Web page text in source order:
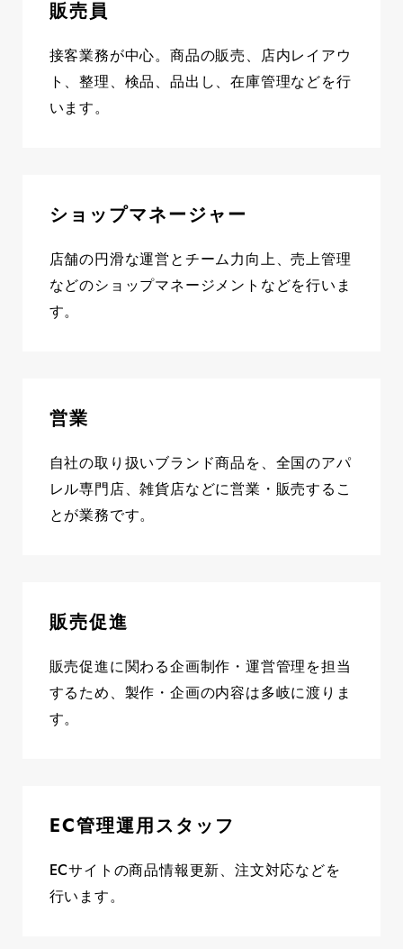
販売員
接客業務が中心。商品の販売、店内レイアウ
ト、整理、検品、品出し、在庫管理などを行
います。
ショップマネージャー
店舗の円滑な運営とチーム力向上、売上管理
などのショップマネージメントなどを行いま
す。
営業
自社の取り扱いブランド商品を、全国のアパ
レル専門店、雑貨店などに営業・販売するこ
とが業務です。
販売促進
販売促進に関わる企画制作・運営管理を担当
するため、製作・企画の内容は多岐に渡りま
す。
EC管理運用スタッフ
ECサイトの商品情報更新、注文対応などを
行います。